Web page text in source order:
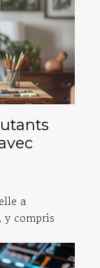
a
y compris